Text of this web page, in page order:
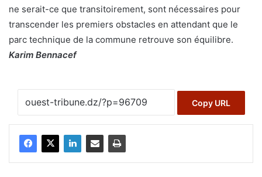
ne serait-ce que transitoirement, sont nécessaires pour
transcender les premiers obstacles en attendant que le
parc technique de la commune retrouve son équilibre.
Karim Bennacef
Copy URL